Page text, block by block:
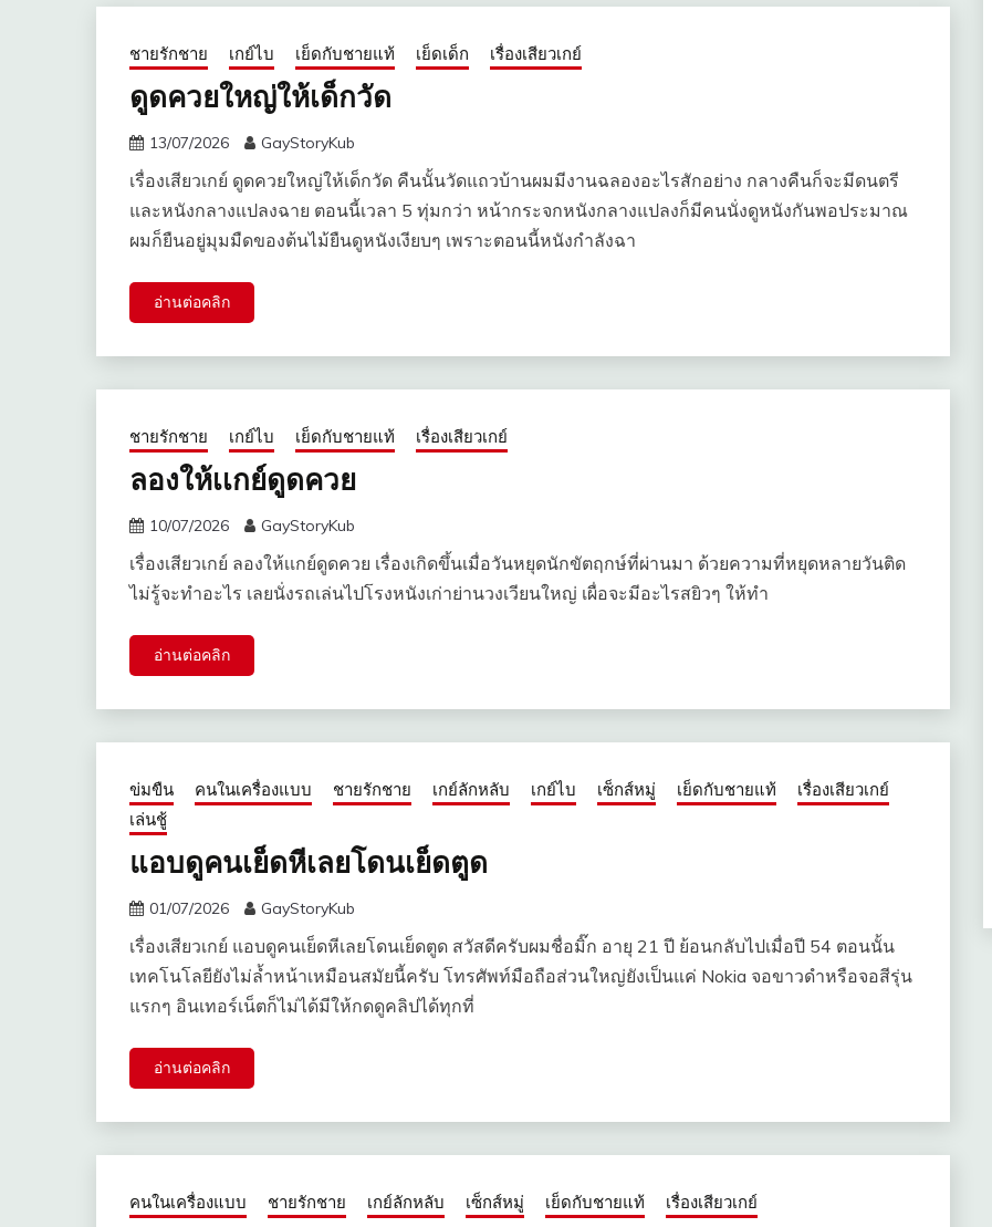
ชายรักชาย เกย์ไบ เย็ดกับชายแท้ เย็ดเด็ก เรื่องเสียวเกย์
ดูดควยใหญ่ให้เด็กวัด
13/07/2026 GayStoryKub
เรื่องเสียวเกย์ ดูดควยใหญ่ให้เด็กวัด คืนนั้นวัดแถวบ้านผมมีงานฉลองอะไรสักอย่าง กลางคืนก็จะมีดนตรี
และหนังกลางแปลงฉาย ตอนนี้เวลา 5 ทุ่มกว่า หน้ากระจกหนังกลางแปลงก็มีคนนั่งดูหนังกันพอประมาณ
ผมก็ยืนอยู่มุมมืดของต้นไม้ยืนดูหนังเงียบๆ เพราะตอนนี้หนังกำลังฉา
อ่านต่อคลิก
ชายรักชาย เกย์ไบ เย็ดกับชายแท้ เรื่องเสียวเกย์
ลองให้เเกย์ดูดควย
10/07/2026 GayStoryKub
เรื่องเสียวเกย์ ลองให้เเกย์ดูดควย เรื่องเกิดขึ้นเมื่อวันหยุดนักขัตฤกษ์ที่ผ่านมา ด้วยความที่หยุดหลายวันติด
ไม่รู้จะทำอะไร เลยนั่งรถเล่นไปโรงหนังเก่าย่านวงเวียนใหญ่ เผื่อจะมีอะไรสยิวๆ ให้ทำ
อ่านต่อคลิก
ข่มขืน คนในเครื่องแบบ ชายรักชาย เกย์ลักหลับ เกย์ไบ เซ็กส์หมู่ เย็ดกับชายแท้
เรื่องเสียวเกย์
เล่นชู้
แอบดูคนเย็ดหีเลยโดนเย็ดตูด
01/07/2026 GayStoryKub
เรื่องเสียวเกย์ แอบดูคนเย็ดหีเลยโดนเย็ดตูด สวัสดีครับผมชื่อมิ๊ก อายุ 21 ปี ย้อนกลับไปเมื่อปี 54 ตอนนั้น
เทคโนโลยียังไม่ล้ำหน้าเหมือนสมัยนี้ครับ โทรศัพท์มือถือส่วนใหญ่ยังเป็นแค่ Nokia จอขาวดำหรือจอสีรุ่น
แรกๆ อินเทอร์เน็ตก็ไม่ได้มีให้กดดูคลิปได้ทุกที่
อ่านต่อคลิก
คนในเครื่องแบบ ชายรักชาย เกย์ลักหลับ เซ็กส์หมู่ เย็ดกับชายแท้ เรื่องเสียวเกย์